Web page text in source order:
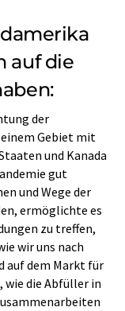
auf die
der
Gebiet mit
und Kanada
gut
und Wege der
ermöglichte es
zu treffen,
wir uns nach
auf dem Markt für
wie die Abfüller in